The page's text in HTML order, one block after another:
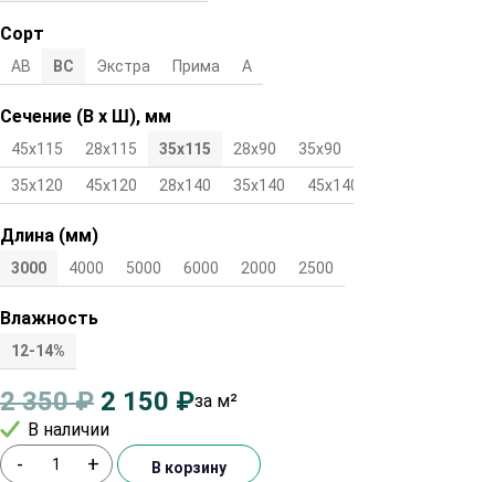
Сорт
АВ ВС Экстра Прима А
Сечение (В х Ш), мм
45х115 28х115 35х115 28х90 35х90
35х120 45х120 28х140 35х140 45х140
Длина (мм)
3000 4000 5000 6000 2000 2500
Влажность
12-14%
2 350₽ 2 150 ₽за м²
В наличии
- + В корзину